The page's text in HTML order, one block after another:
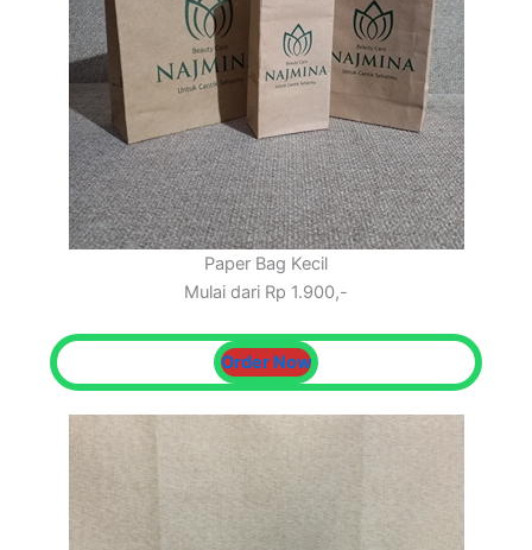
Paper Bag Kecil
Mulai dari Rp 1.900,-
Order Now